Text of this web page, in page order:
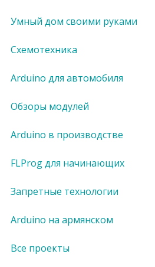
Умный дом своими руками
Схемотехника
Arduino для автомобиля
Обзоры модулей
Arduino в производстве
FLProg для начинающих
Запретные технологии
Arduino на армянском
Все проекты